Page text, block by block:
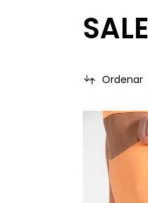
SALE
Ordenar